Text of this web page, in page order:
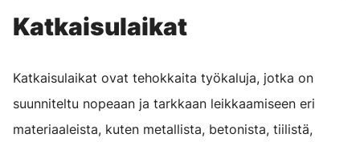
Katkaisulaikat
Katkaisulaikat ovat tehokkaita työkaluja, jotka on
suunniteltu nopeaan ja tarkkaan leikkaamiseen eri
materiaaleista, kuten metallista, betonista, tiilistä,